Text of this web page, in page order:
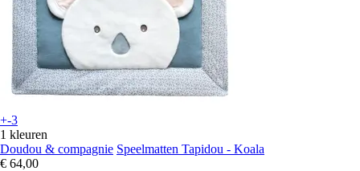
+-3
1 kleuren
Doudou & compagnie Speelmatten Tapidou - Koala
€ 64,00